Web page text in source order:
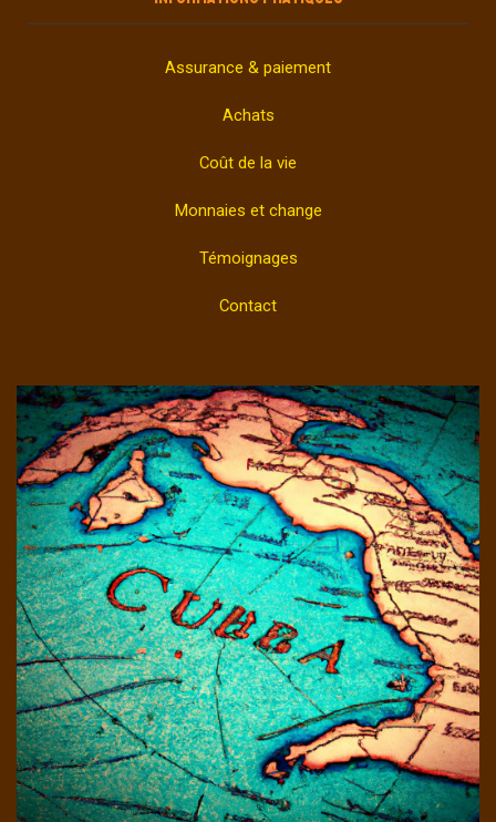
Assurance & paiement
Achats
Coût de la vie
Monnaies et change
Témoignages
Contact